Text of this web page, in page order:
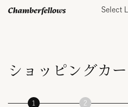
Select
オンラインストア
ショッピングカー